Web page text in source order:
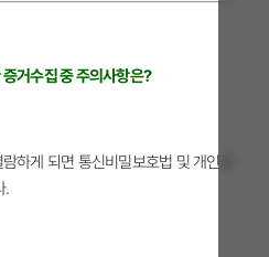
거수집 중 주의사항은?
하게 되면 통신비밀보호법 및 개인정
.